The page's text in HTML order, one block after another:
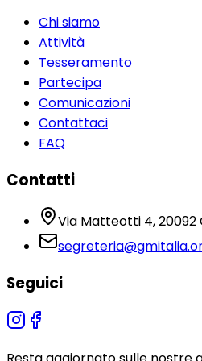
Chi siamo
Attività
Tesseramento
Partecipa
Comunicazioni
Contattaci
FAQ
Contatti
Via Matteotti 4, 20092
Seguici